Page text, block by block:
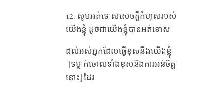
12. សូម​អត់​ទោស​សេចក្តី​កំហុស​របស់​
យើង​ខ្ញុំ ដូច​ជា​យើង​ខ្ញុំ​បាន​អត់​ទោស
ដល់​អស់​អ្នក​ដែល​ធ្វើ​ខុស​នឹង​យើង​ខ្ញុំ​
[ទម្លាក់ចោលទាំងខុសនិងការអន់ចិត្ត
នោះ] ដែរ